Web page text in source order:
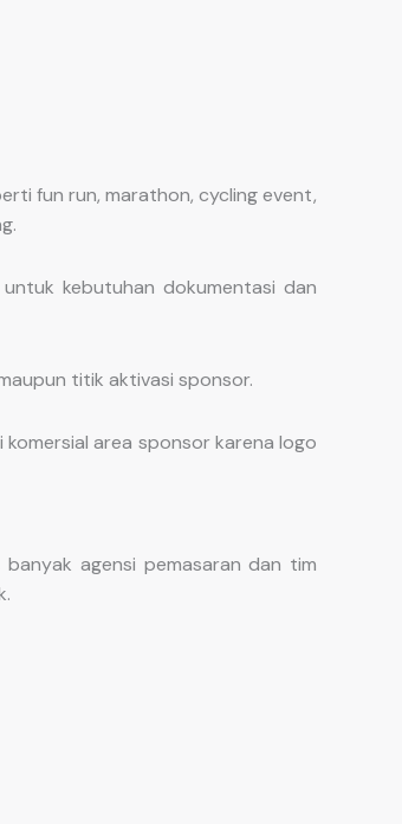
fun run, marathon, cycling event,
kebutuhan dokumentasi dan
titik aktivasi sponsor.
area sponsor karena logo
agensi pemasaran dan tim